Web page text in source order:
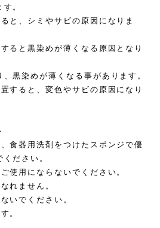
。
と、シミやサビの原因になりま
ると黒染めが薄くなる原因となり
黒染めが薄くなる事があります。
すると、変色やサビの原因になり
食器用洗剤をつけたスポンジで優
ださい。
使用にならないでください。
れません。
いでください。
。